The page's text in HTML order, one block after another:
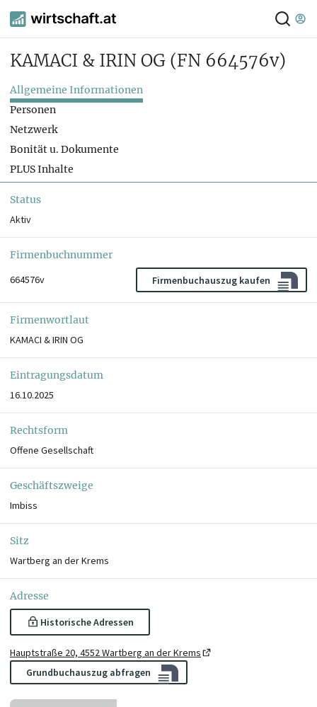
KAMACI & IRIN OG (FN 664576v)
Allgemeine Informationen
Personen
Netzwerk
Bonität u. Dokumente
PLUS Inhalte
Status
Aktiv
Firmenbuchnummer
664576v
Firmenbuchauszug kaufen
Firmenwortlaut
KAMACI & IRIN OG
Eintragungsdatum
16.10.2025
Rechtsform
Offene Gesellschaft
Geschäftszweige
Imbiss
Sitz
Wartberg an der Krems
Adresse
Historische Adressen
Hauptstraße 20, 4552 Wartberg an der Krems
Grundbuchauszug abfragen